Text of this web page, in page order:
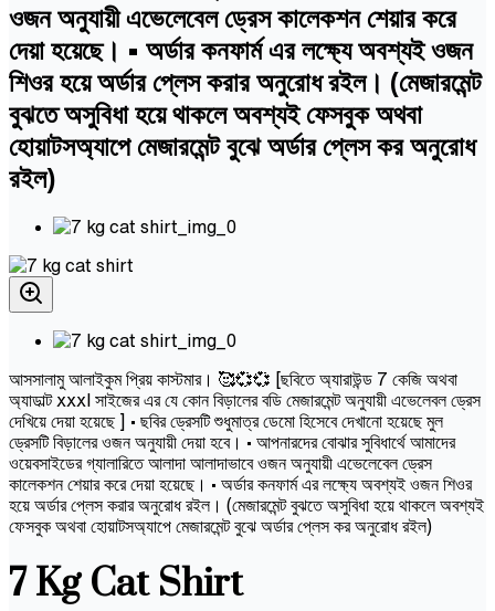
ওজন অনুযায়ী এভেলেবেল ড্রেস কালেকশন শেয়ার করে
দেয়া হয়েছে। • অর্ডার কনফার্ম এর লক্ষ্যে অবশ্যই ওজন
শিওর হয়ে অর্ডার প্লেস করার অনুরোধ রইল। (মেজারমেন্ট
বুঝতে অসুবিধা হয়ে থাকলে অবশ্যই ফেসবুক অথবা
হোয়াটসঅ্যাপে মেজারমেন্ট বুঝে অর্ডার প্লেস কর অনুরোধ
রইল)
আসসালামু আলাইকুম প্রিয় কাস্টমার। 🥰💞💞 [ছবিতে অ্যারাউন্ড 7 কেজি অথবা
অ্যাডাল্ট xxxl সাইজের এর যে কোন বিড়ালের বডি মেজারমেন্ট অনুযায়ী এভেলেবল ড্রেস
দেখিয়ে দেয়া হয়েছে ] • ছবির ড্রেসটি শুধুমাত্র ডেমো হিসেবে দেখানো হয়েছে মুল
ড্রেসটি বিড়ালের ওজন অনুযায়ী দেয়া হবে। • আপনারদের বোঝার সুবিধার্থে আমাদের
ওয়েবসাইডের গ্যালারিতে আলাদা আলাদাভাবে ওজন অনুযায়ী এভেলেবেল ড্রেস
কালেকশন শেয়ার করে দেয়া হয়েছে। • অর্ডার কনফার্ম এর লক্ষ্যে অবশ্যই ওজন শিওর
হয়ে অর্ডার প্লেস করার অনুরোধ রইল। (মেজারমেন্ট বুঝতে অসুবিধা হয়ে থাকলে অবশ্যই
ফেসবুক অথবা হোয়াটসঅ্যাপে মেজারমেন্ট বুঝে অর্ডার প্লেস কর অনুরোধ রইল)
7 Kg Cat Shirt